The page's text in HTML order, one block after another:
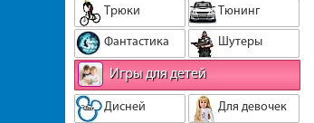
Трюки
Тюнинг
Фантастика
Шутеры
Игры для детей
Дисней
Для девочек